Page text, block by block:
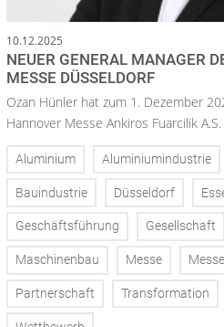
10.12.2025
NEUER GENERAL MANAGER
MESSE DÜSSELDORF
Ozan Hünler hat zum 1. Dezember
Hannover Messe Ankiros Fuarcilik
Aluminium Aluminiumindustrie
Bauindustrie Düsseldorf
Geschäftsführung Gesellschaft
Maschinenbau Messe
Partnerschaft Transformation